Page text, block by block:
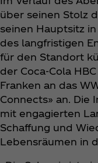
über seinen Stolz
seinen Hauptsitz
des langfristigen
für den Standort
der Coca‑Cola
Franken an das
Connects» an. Die
mit engagierten
Schaffung und
Lebensräumen in